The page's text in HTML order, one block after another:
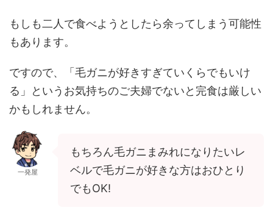
もしも二人で食べようとしたら余ってしまう可能性
もあります。
ですので、「毛ガニが好きすぎていくらでもいけ
る」というお気持ちのご夫婦でないと完食は厳しい
かもしれません。
一発屋
もちろん毛ガニまみれになりたいレ
ベルで毛ガニが好きな方はおひとり
でもOK!